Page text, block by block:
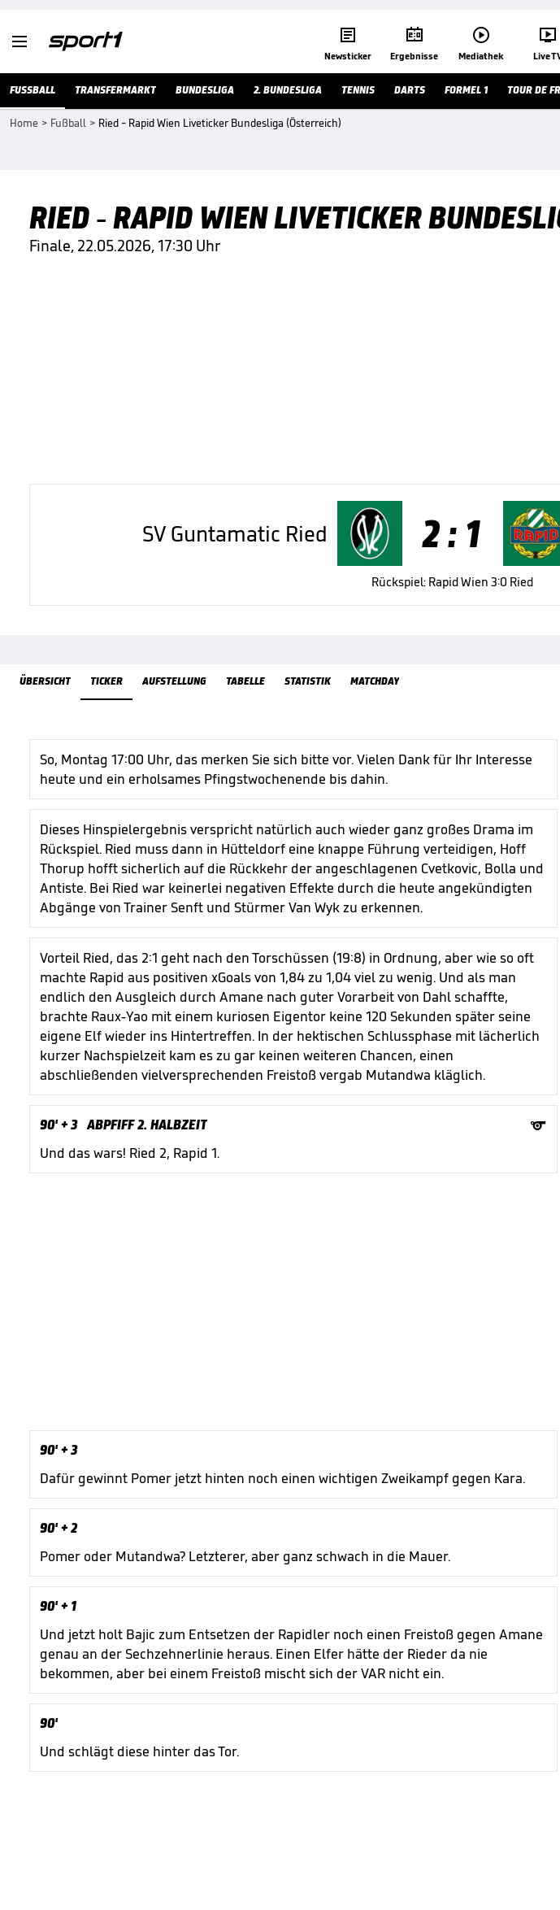
 
Newsticker

Ergebnisse

Mediathek

Live
FUSSBALL TRANSFERMARKT BUNDESLIGA 2. BUNDESLIGA TENNIS DARTS FORMEL 1 TOUR DE
Home > Fußball > Ried - Rapid Wien Liveticker Bundesliga (Österreich)
RIED - RAPID WIEN LIVETICKER
Finale, 22.05.2026, 17:30 Uhr
SV Guntamatic Ried 2 : 1
Rückspiel: Rapid Wien 3:0 Ried
ÜBERSICHT TICKER AUFSTELLUNG TABELLE STATISTIK MATCHDAY
ÜbersichtTicker
So, Montag 17:00 Uhr, das merken Sie sich bitte vor. Vielen Dank für Ihr Interesse
heute und ein erholsames Pfingstwochenende bis dahin.
Dieses Hinspielergebnis verspricht natürlich auch wieder ganz großes Drama im
Rückspiel. Ried muss dann in Hütteldorf eine knappe Führung verteidigen, Hoff
Thorup hofft sicherlich auf die Rückkehr der angeschlagenen Cvetkovic, Bolla und
Antiste. Bei Ried war keinerlei negativen Effekte durch die heute angekündigten
Abgänge von Trainer Senft und Stürmer Van Wyk zu erkennen.
Vorteil Ried, das 2:1 geht nach den Torschüssen (19:8) in Ordnung, aber wie so oft
machte Rapid aus positiven xGoals von 1,84 zu 1,04 viel zu wenig. Und als man
endlich den Ausgleich durch Amane nach guter Vorarbeit von Dahl schaffte,
brachte Raux-Yao mit einem kuriosen Eigentor keine 120 Sekunden später seine
eigene Elf wieder ins Hintertreffen. In der hektischen Schlussphase mit lächerlich
kurzer Nachspielzeit kam es zu gar keinen weiteren Chancen, einen
abschließenden vielversprechenden Freistoß vergab Mutandwa kläglich.
90'+ 3 ABPFIFF 2. HALBZEIT

Und das wars! Ried 2, Rapid 1.
90'+ 3
Dafür gewinnt Pomer jetzt hinten noch einen wichtigen Zweikampf gegen Kara.
90'+ 2
Pomer oder Mutandwa? Letzterer, aber ganz schwach in die Mauer.
90'+ 1
Und jetzt holt Bajic zum Entsetzen der Rapidler noch einen Freistoß gegen Amane
genau an der Sechzehnerlinie heraus. Einen Elfer hätte der Rieder da nie
bekommen, aber bei einem Freistoß mischt sich der VAR nicht ein.
90'
Und schlägt diese hinter das Tor.